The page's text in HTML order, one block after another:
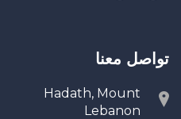
تواصل معنا
Hadath, Mount
Lebanon